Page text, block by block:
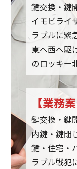
鍵交換・鍵
イモビライ
ラブルに緊
東へ西へ駆
のロッキー
【業務案
鍵交換・鍵
内鍵・鍵閉
鍵・住宅・
ラブル戦犯